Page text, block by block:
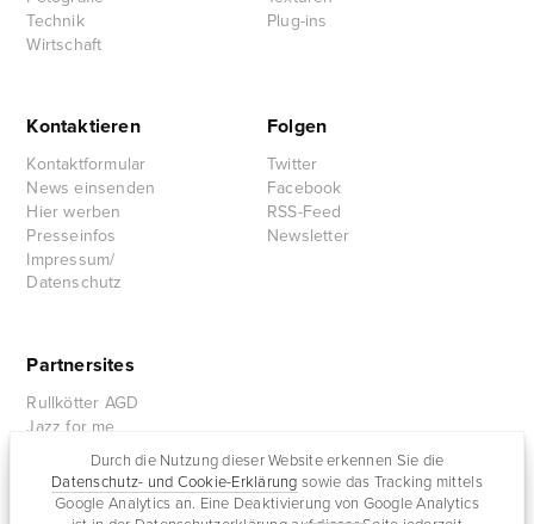
Durch die Nutzung dieser Website erkennen Sie die
Datenschutz- und Cookie-Erklärung sowie das Tracking mittels
Google Analytics an. Eine Deaktivierung von Google Analytics
Technik
Wirtschaft
Plug-ins
Kontaktieren
Kontaktformular
News einsenden
Hier werben
Presseinfos
Impressum/
Datenschutz
Folgen
Twitter
Facebook
RSS-Feed
Newsletter
Partnersites
Rullkötter AGD
Jazz for me